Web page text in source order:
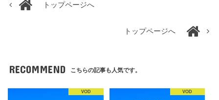
トップページへ
トップページへ
RECOMMEND こちらの記事も人気です。
VOD VOD